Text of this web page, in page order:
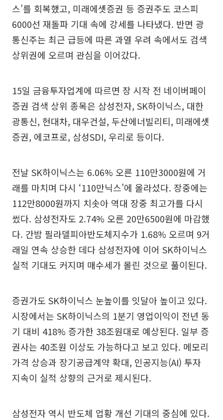
스’를 회복했고, 미래에셋증권 등 증권주도 코스피
6000선 재돌파 기대 속에 강세를 나타냈다. 반면 광
통신주는 최근 급등에 따른 과열 우려 속에서도 검색
상위권에 오르며 관심을 이어갔다.
15일 금융투자업계에 따르면 장 시작 전 네이버페이
증권 검색 상위 종목은 삼성전자, SK하이닉스, 대한
광통신, 현대차, 대우건설, 두산에너빌리티, 미래에셋
증권, 에코프로, 삼성SDI, 우리로 등이다.
전날 SK하이닉스는 6.06% 오른 110만3000원에 거
래를 마치며 다시 ‘110만닉스’에 올라섰다. 장중에는
112만8000원까지 치솟아 역대 장중 최고가를 다시
썼다. 삼성전자도 2.74% 오른 20만6500원에 마감했
다. 간밤 필라델피아반도체지수가 1.68% 오르며 9거
래일 연속 상승한 데다 삼성전자에 이어 SK하이닉스
실적 기대도 커지며 매수세가 몰린 것으로 풀이된다.
증권가도 SK하이닉스 눈높이를 잇달아 높이고 있다.
시장에서는 SK하이닉스의 1분기 영업이익이 전년 동
기 대비 418% 증가한 38조원대로 예상된다. 일부 증
권사는 40조원 이상도 가능하다고 보고 있다. 메모리
가격 상승과 장기공급계약 확대, 인공지능(AI) 투자
지속이 실적 상향의 근거로 제시된다.
삼성전자 역시 반도체 업황 개선 기대의 중심에 있다.